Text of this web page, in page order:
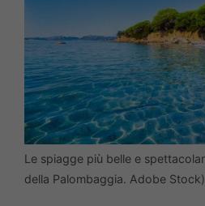
Le spiagge più belle e
della Palombaggia. Adobe Stock)